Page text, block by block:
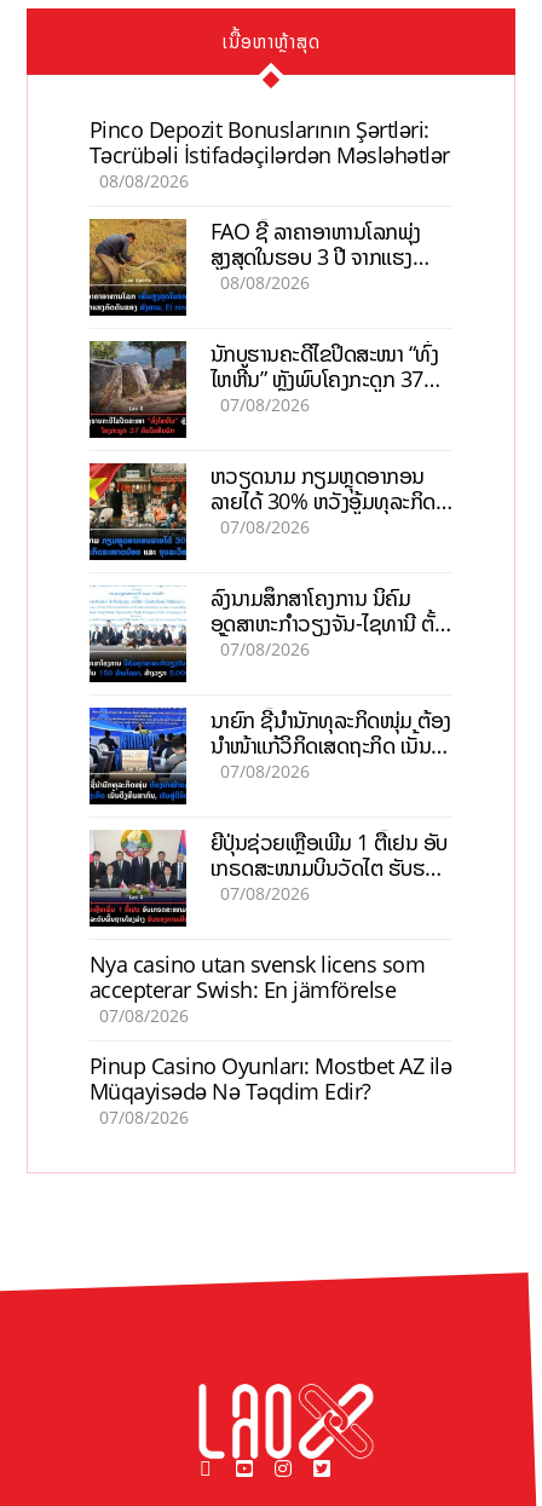
ເນື້ອຫາຫຼ້າສຸດ
Pinco Depozit Bonuslarının Şərtləri:
Təcrübəli İstifadəçilərdən Məsləhətlər
08/08/2026
FAO ຊີ້ ລາຄາອາຫານໂລກພຸ່ງ
ສູງສຸດໃນຮອບ 3 ປີ ຈາກແຮງ
ກົດດັນຂອງສົງຄາມ, El nino
08/08/2026
ນັກບູຮານຄະດີໄຂປິດສະໜາ “ທົ່ງ
ໄຫຫີນ” ຫຼັງພົບໂຄງກະດູກ 37
ຄົນໃນຫີນຍັກ
07/08/2026
ຫວຽດນາມ ກຽມຫຼຸດອາກອນ
ລາຍໄດ້ 30% ຫວັງອູ້ມທຸລະກິດ
ຂະໜາດນ້ອຍ ແລະ ຈຸນລະ
07/08/2026
ລົງນາມສຶກສາໂຄງການ ນິຄົມ
ອຸດສາຫະກຳວຽງຈັນ-ໄຊທານີ ຕັ້ງ
ເປົ້າດຶງທຶນ 150 ລ້ານໂດລາ, ສ້າງ
07/08/2026
ນາຍົກ ຊີ້ນຳນັກທຸລະກິດໜຸ່ມ ຕ້ອງ
ນຳໜ້າແກ້ວິກິດເສດຖະກິດ ເນັ້ນດຶງ
ທຶນສາກົນ, ຫັນສູ່ດິຈິຕອນ
07/08/2026
ຍີ່ປຸ່ນຊ່ວຍເຫຼືອເພີ່ມ 1 ຕື້ເຢນ ອັບ
ເກຣດສະໜາມບິນວັດໄຕ ຮັບຮອງ
ການເຕີບໂຕ
07/08/2026
Nya casino utan svensk licens som
accepterar Swish: En jämförelse
07/08/2026
Pinup Casino Oyunları: Mostbet AZ ilə
Müqayisədə Nə Təqdim Edir?
07/08/2026